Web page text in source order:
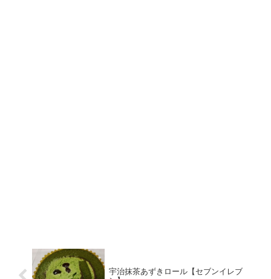
宇治抹茶あずきロール【セブンイレブ